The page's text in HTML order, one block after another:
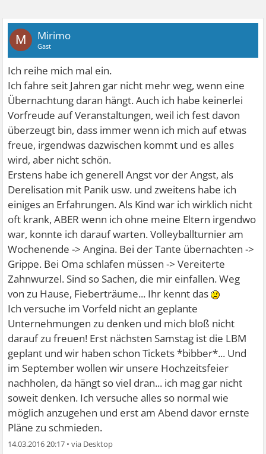
M Mirimo
Gast
Ich reihe mich mal ein.
Ich fahre seit Jahren gar nicht mehr weg, wenn eine
Übernachtung daran hängt. Auch ich habe keinerlei
Vorfreude auf Veranstaltungen, weil ich fest davon
überzeugt bin, dass immer wenn ich mich auf etwas
freue, irgendwas dazwischen kommt und es alles
wird, aber nicht schön.
Erstens habe ich generell Angst vor der Angst, als
Derelisation mit Panik usw. und zweitens habe ich
einiges an Erfahrungen. Als Kind war ich wirklich nicht
oft krank, ABER wenn ich ohne meine Eltern irgendwo
war, konnte ich darauf warten. Volleyballturnier am
Wochenende -> Angina. Bei der Tante übernachten ->
Grippe. Bei Oma schlafen müssen -> Vereiterte
Zahnwurzel. Sind so Sachen, die mir einfallen. Weg
von zu Hause, Fieberträume... Ihr kennt das
Ich versuche im Vorfeld nicht an geplante
Unternehmungen zu denken und mich bloß nicht
darauf zu freuen! Erst nächsten Samstag ist die LBM
geplant und wir haben schon Tickets *bibber*... Und
im September wollen wir unsere Hochzeitsfeier
nachholen, da hängt so viel dran... ich mag gar nicht
soweit denken. Ich versuche alles so normal wie
möglich anzugehen und erst am Abend davor ernste
Pläne zu schmieden.
14.03.2016 20:17 •